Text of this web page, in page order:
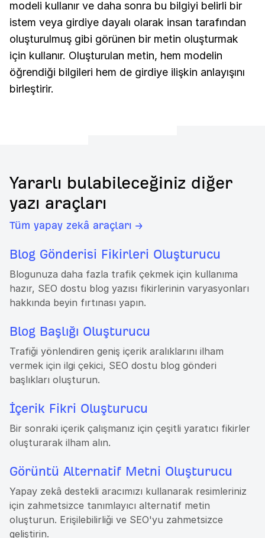
modeli kullanır ve daha sonra bu bilgiyi belirli bir
istem veya girdiye dayalı olarak insan tarafından
oluşturulmuş gibi görünen bir metin oluşturmak
için kullanır. Oluşturulan metin, hem modelin
öğrendiği bilgileri hem de girdiye ilişkin anlayışını
birleştirir.
Yararlı bulabileceğiniz diğer
yazı araçları
Tüm yapay zekâ araçları →
Blog Gönderisi Fikirleri Oluşturucu
Blogunuza daha fazla trafik çekmek için kullanıma
hazır, SEO dostu blog yazısı fikirlerinin varyasyonları
hakkında beyin fırtınası yapın.
Blog Başlığı Oluşturucu
Trafiği yönlendiren geniş içerik aralıklarını ilham
vermek için ilgi çekici, SEO dostu blog gönderi
başlıkları oluşturun.
İçerik Fikri Oluşturucu
Bir sonraki içerik çalışmanız için çeşitli yaratıcı fikirler
oluşturarak ilham alın.
Görüntü Alternatif Metni Oluşturucu
Yapay zekâ destekli aracımızı kullanarak resimleriniz
için zahmetsizce tanımlayıcı alternatif metin
oluşturun. Erişilebilirliği ve SEO'yu zahmetsizce
geliştirin.